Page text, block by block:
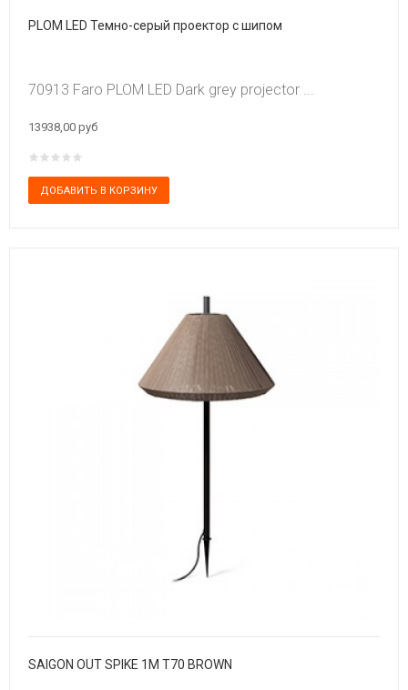
PLOM LED Темно-серый проектор с шипом
70913 Faro PLOM LED Dark grey projector ...
13938,00 руб
SAIGON OUT SPIKE 1M T70 BROWN